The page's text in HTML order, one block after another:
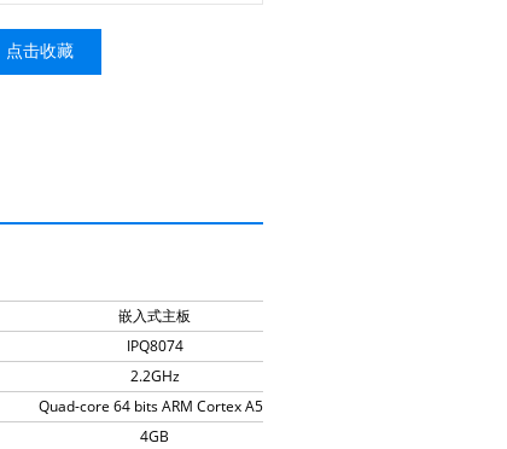
点击收藏
嵌入式主板
IPQ8074
2.2GHz
Quad-core 64 bits ARM Cortex A53
4GB